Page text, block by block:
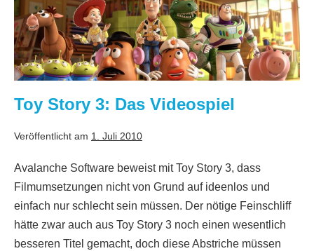
Story
3:
Das
Videospiel
Toy Story 3: Das Videospiel
Veröffentlicht am 1. Juli 2010
Avalanche Software beweist mit Toy Story 3, dass
Filmumsetzungen nicht von Grund auf ideenlos und
einfach nur schlecht sein müssen. Der nötige Feinschliff
hätte zwar auch aus Toy Story 3 noch einen wesentlich
besseren Titel gemacht, doch diese Abstriche müssen